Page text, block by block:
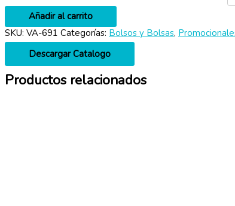
Añadir al carrito
SKU: VA-691 Categorías: Bolsos y Bolsas,
Descargar Catalogo
Productos relacionados